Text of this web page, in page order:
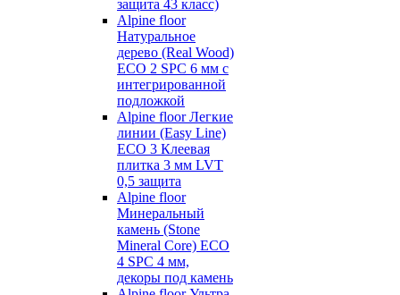
защита 43 класс)
Alpine floor
Натуральное
дерево (Real Wood)
ECO 2 SPC 6 мм с
интегрированной
подложкой
Alpine floor Легкие
линии (Easy Line)
ECO 3 Клеевая
плитка 3 мм LVT
0,5 защита
Alpine floor
Минеральный
камень (Stone
Mineral Core) ECO
4 SPC 4 мм,
декоры под камень